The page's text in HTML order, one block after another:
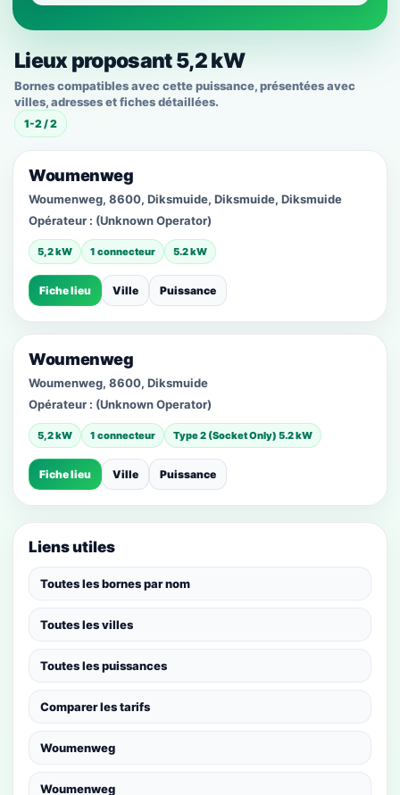
Lieux proposant 5,2 kW
Bornes compatibles avec cette puissance, présentées avec
villes, adresses et fiches détaillées.
1-2 / 2
Woumenweg
Woumenweg, 8600, Diksmuide, Diksmuide, Diksmuide
Opérateur : (Unknown Operator)
5,2 kW 1 connecteur 5.2 kW
Fiche lieu Ville Puissance
Woumenweg
Woumenweg, 8600, Diksmuide
Opérateur : (Unknown Operator)
5,2 kW 1 connecteur Type 2 (Socket Only) 5.2 kW
Fiche lieu Ville Puissance
Liens utiles
Toutes les bornes par nom
Toutes les villes
Toutes les puissances
Comparer les tarifs
Woumenweg
Woumenweg